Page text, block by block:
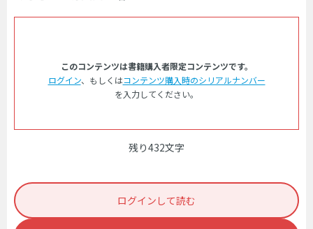
このコンテンツは書籍購入者限定コンテンツです。
ログイン、もしくはコンテンツ購入時のシリアルナンバー
を入力してください。
残り432文字
ログインして読む